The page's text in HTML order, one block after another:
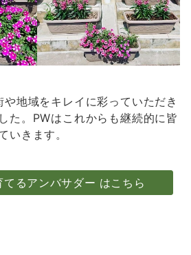
地域をキレイに彩っていただき
た。PWはこれからも継続的に皆
いきます。
てるアンバサダー はこちら